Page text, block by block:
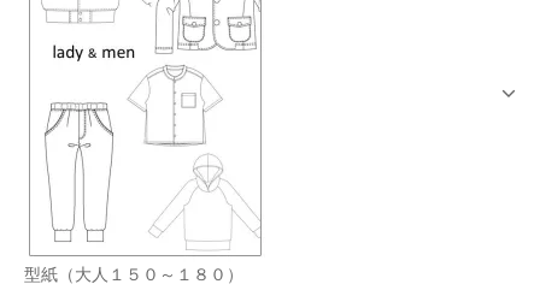
型紙（大人１５０～１８０）